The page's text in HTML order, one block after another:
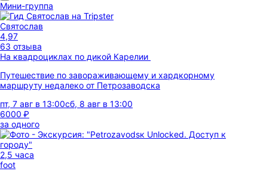
Мини-группа
Святослав
4,97
63 отзыва
На квадроциклах по дикой Карелии
Путешествие по завораживающему и хардкорному
маршруту недалеко от Петрозаводска
пт, 7 авг в 13:00сб, 8 авг в 13:00
6000 ₽
за одного
2,5 часа
foot